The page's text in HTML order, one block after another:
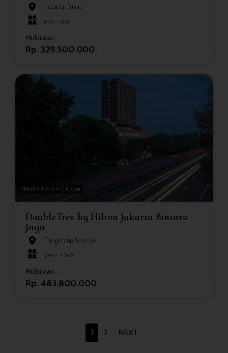
Jakarta Pusat
100 - 300
Mulai dari
Rp. 329.500.000
Hotel ✰ ✰ ✰ ✰ ✰ Indoor
DoubleTree by Hilton Jakarta Bintaro
Jaya
Tangerang Selatan
300 - 1000
Mulai dari
Rp. 483.800.000
1 2 NEXT